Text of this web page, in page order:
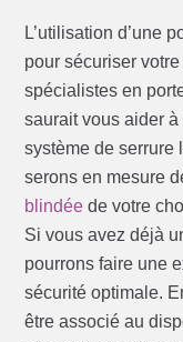
L’utilisation d’une
pour sécuriser
spécialistes en
saurait vous aider
système de serrure
serons en mesure
blindée de votre
Si vous avez déjà
pourrons faire une
sécurité optimale.
être associé au